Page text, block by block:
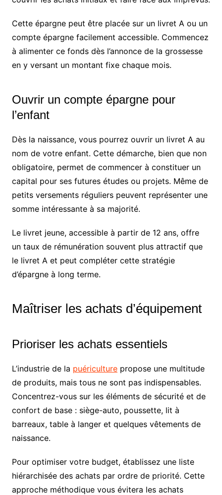
Cette épargne peut être placée sur un livret A ou un
compte épargne facilement accessible. Commencez
à alimenter ce fonds dès l’annonce de la grossesse
en y versant un montant fixe chaque mois.
Ouvrir un compte épargne pour
l’enfant
Dès la naissance, vous pourrez ouvrir un livret A au
nom de votre enfant. Cette démarche, bien que non
obligatoire, permet de commencer à constituer un
capital pour ses futures études ou projets. Même de
petits versements réguliers peuvent représenter une
somme intéressante à sa majorité.
Le livret jeune, accessible à partir de 12 ans, offre
un taux de rémunération souvent plus attractif que
le livret A et peut compléter cette stratégie
d’épargne à long terme.
Maîtriser les achats d’équipement
Prioriser les achats essentiels
L’industrie de la puériculturepropose une multitude
de produits, mais tous ne sont pas indispensables.
Concentrez-vous sur les éléments de sécurité et de
confort de base : siège-auto, poussette, lit à
barreaux, table à langer et quelques vêtements de
naissance.
Pour optimiser votre budget, établissez une liste
hiérarchisée des achats par ordre de priorité. Cette
approche méthodique vous évitera les achats